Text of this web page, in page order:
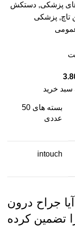
پزشکی, دستکش
تاچ, پزشکی
سبد خرید
بسته های 50
عددی
intouch
جراح درون
تضمین کرده